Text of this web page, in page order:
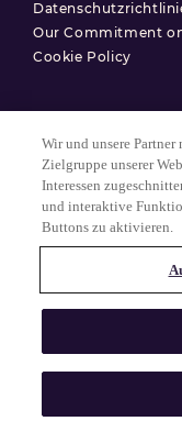
Our Commitment
Cookie Policy
© 2025 Match
Alle Rechte
Faden mit blauem
Americas, LLC. Alle
Wir und unsere
Zielgruppe unserer
Interessen
und interaktive
Buttons zu aktivieren.